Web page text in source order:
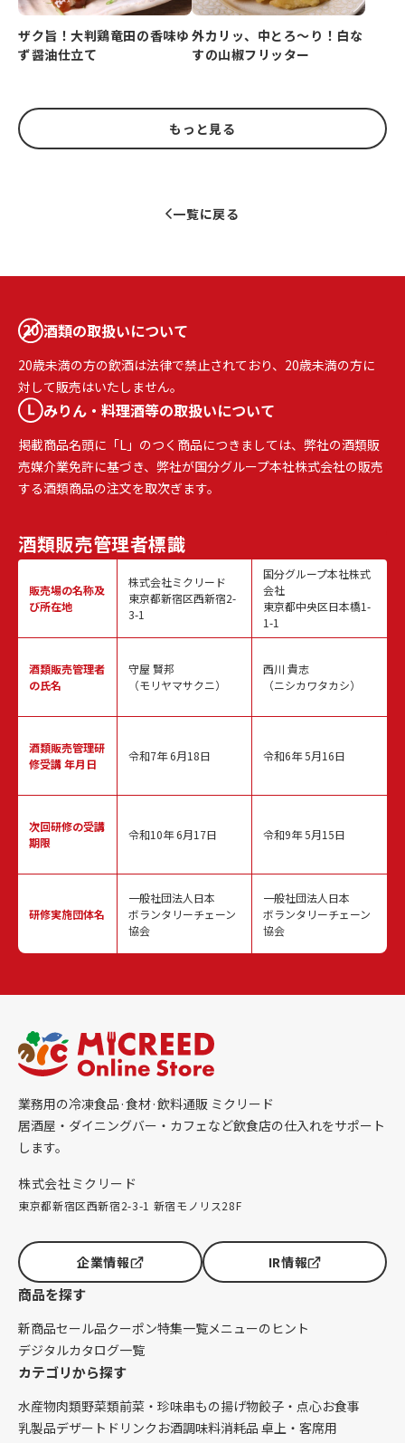
ザク旨！大判鶏竜田の香味ゆ
ず醤油仕立て
外カリッ、中とろ～り！白な
すの山椒フリッター
もっと見る
一覧に戻る
酒類の取扱いについて
20歳未満の方の飲酒は法律で禁止されており、20歳未満の方に
対して販売はいたしません。
みりん・料理酒等の取扱いについて
掲載商品名頭に「L」のつく商品につきましては、弊社の酒類販
売媒介業免許に基づき、弊社が国分グループ本社株式会社の販売
する酒類商品の注文を取次ぎます。
酒類販売管理者標識
販売場の名称及
び所在地
酒類販売管理者
の氏名
酒類販売管理研
修受講 年月日
次回研修の受講
期限
研修実施団体名
株式会社ミクリード
東京都新宿区西新宿2-
3-1
守屋 賢邦
（モリヤマサクニ）
令和7年 6月18日
令和10年 6月17日
一般社団法人日本
ボランタリーチェーン
協会
国分グループ本社株式
会社
東京都中央区日本橋1-
1-1
西川 貴志
（ニシカワタカシ）
令和6年 5月16日
令和9年 5月15日
一般社団法人日本
ボランタリーチェーン
協会
業務用の冷凍食品·食材·飲料通販 ミクリード
居酒屋・ダイニングバー・カフェなど飲食店の仕入れをサポート
します。
株式会社ミクリード
東京都新宿区西新宿2-3-1 新宿モノリス28F
企業情報 IR情報
商品を探す
新商品セール品クーポン特集一覧メニューのヒント
デジタルカタログ一覧
カテゴリから探す
水産物肉類野菜類前菜・珍味串もの揚げ物餃子・点心お食事
乳製品デザート ドリンク お酒調味料消耗品 卓上・客席用